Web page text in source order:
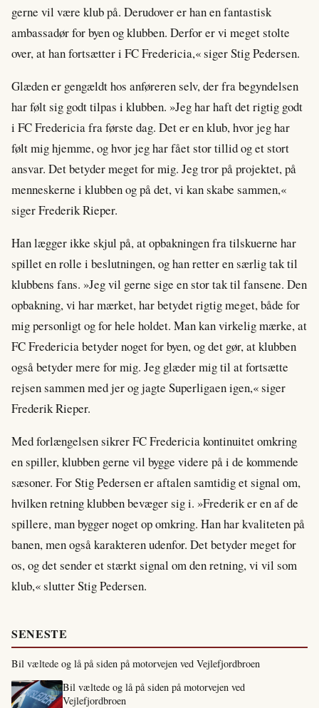
gerne vil være klub på. Derudover er han en fantastisk
ambassadør for byen og klubben. Derfor er vi meget stolte
over, at han fortsætter i FC Fredericia,« siger Stig Pedersen.
Glæden er gengældt hos anføreren selv, der fra begyndelsen
har følt sig godt tilpas i klubben. »Jeg har haft det rigtig godt
i FC Fredericia fra første dag. Det er en klub, hvor jeg har
følt mig hjemme, og hvor jeg har fået stor tillid og et stort
ansvar. Det betyder meget for mig. Jeg tror på projektet, på
menneskerne i klubben og på det, vi kan skabe sammen,«
siger Frederik Rieper.
Han lægger ikke skjul på, at opbakningen fra tilskuerne har
spillet en rolle i beslutningen, og han retter en særlig tak til
klubbens fans. »Jeg vil gerne sige en stor tak til fansene. Den
opbakning, vi har mærket, har betydet rigtig meget, både for
mig personligt og for hele holdet. Man kan virkelig mærke, at
FC Fredericia betyder noget for byen, og det gør, at klubben
også betyder mere for mig. Jeg glæder mig til at fortsætte
rejsen sammen med jer og jagte Superligaen igen,« siger
Frederik Rieper.
Med forlængelsen sikrer FC Fredericia kontinuitet omkring
en spiller, klubben gerne vil bygge videre på i de kommende
sæsoner. For Stig Pedersen er aftalen samtidig et signal om,
hvilken retning klubben bevæger sig i. »Frederik er en af de
spillere, man bygger noget op omkring. Han har kvaliteten på
banen, men også karakteren udenfor. Det betyder meget for
os, og det sender et stærkt signal om den retning, vi vil som
klub,« slutter Stig Pedersen.
SENESTE
Bil væltede og lå på siden på motorvejen ved Vejlefjordbroen
Bil væltede og lå på siden på motorvejen ved
Vejlefjordbroen